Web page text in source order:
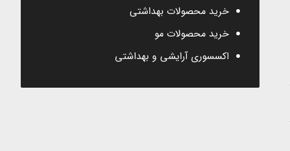
خرید محصولات بهداشتی
خرید محصولات مو
اکسسوری آرایشی و بهداشتی